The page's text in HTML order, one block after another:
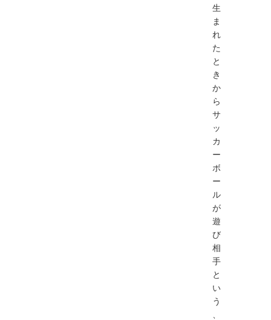
生
ま
れ
た
と
き
か
ら
サ
ッ
カ
ー
ボ
ー
ル
が
遊
び
相
手
と
い
う